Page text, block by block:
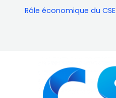
Rôle économique du CSE